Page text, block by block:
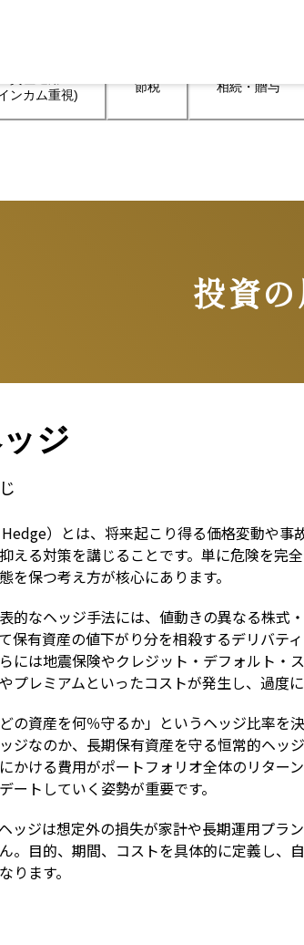
ンカム重視)
節税 相続・贈与
投資
ジ
）とは、将来起こり得る価格変動や
える対策を講じることです。単に危険を完
を保つ考え方が核心にあります。
的なヘッジ手法には、値動きの異なる株
保有資産の値下がり分を相殺するデリバテ
には地震保険やクレジット・デフォルト・
プレミアムといったコストが発生し、過度
の資産を何％守るか」というヘッジ比率を
ジなのか、長期保有資産を守る恒常的ヘ
かける費用がポートフォリオ全体のリター
ートしていく姿勢が重要です。
ッジは想定外の損失が家計や長期運用プラ
。目的、期間、コストを具体的に定義し
ります。